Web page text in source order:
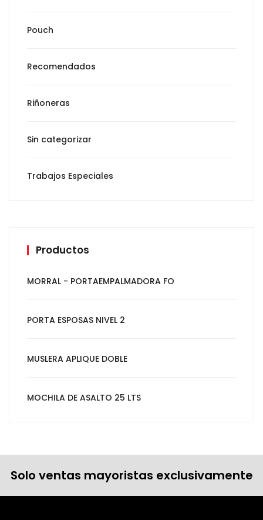
Pouch
Recomendados
Riñoneras
Sin categorizar
Trabajos Especiales
Productos
MORRAL - PORTAEMPALMADORA FO
PORTA ESPOSAS NIVEL 2
MUSLERA APLIQUE DOBLE
MOCHILA DE ASALTO 25 LTS
Solo ventas mayoristas exclusivamente